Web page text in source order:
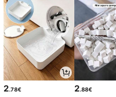
2.78€ 2.88€